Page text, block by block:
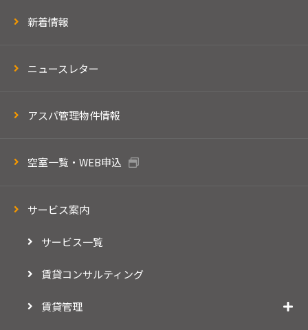
新着情報
ニュースレター
アスパ管理物件情報
空室一覧・WEB申込
サービス案内
サービス一覧
賃貸コンサルティング
賃貸管理